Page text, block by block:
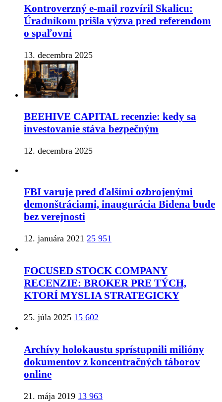
Kontroverzný e-mail rozvíril Skalicu:
Úradníkom prišla výzva pred referendom
o spaľovni
13. decembra 2025
BEEHIVE CAPITAL recenzie: kedy sa
investovanie stáva bezpečným
12. decembra 2025
FBI varuje pred ďalšími ozbrojenými
demonštráciami, inaugurácia Bidena bude
bez verejnosti
12. januára 2021 25 951
FOCUSED STOCK COMPANY
RECENZIE: BROKER PRE TÝCH,
KTORÍ MYSLIA STRATEGICKY
25. júla 2025 15 602
Archívy holokaustu sprístupnili milióny
dokumentov z koncentračných táborov
online
21. mája 2019 13 963